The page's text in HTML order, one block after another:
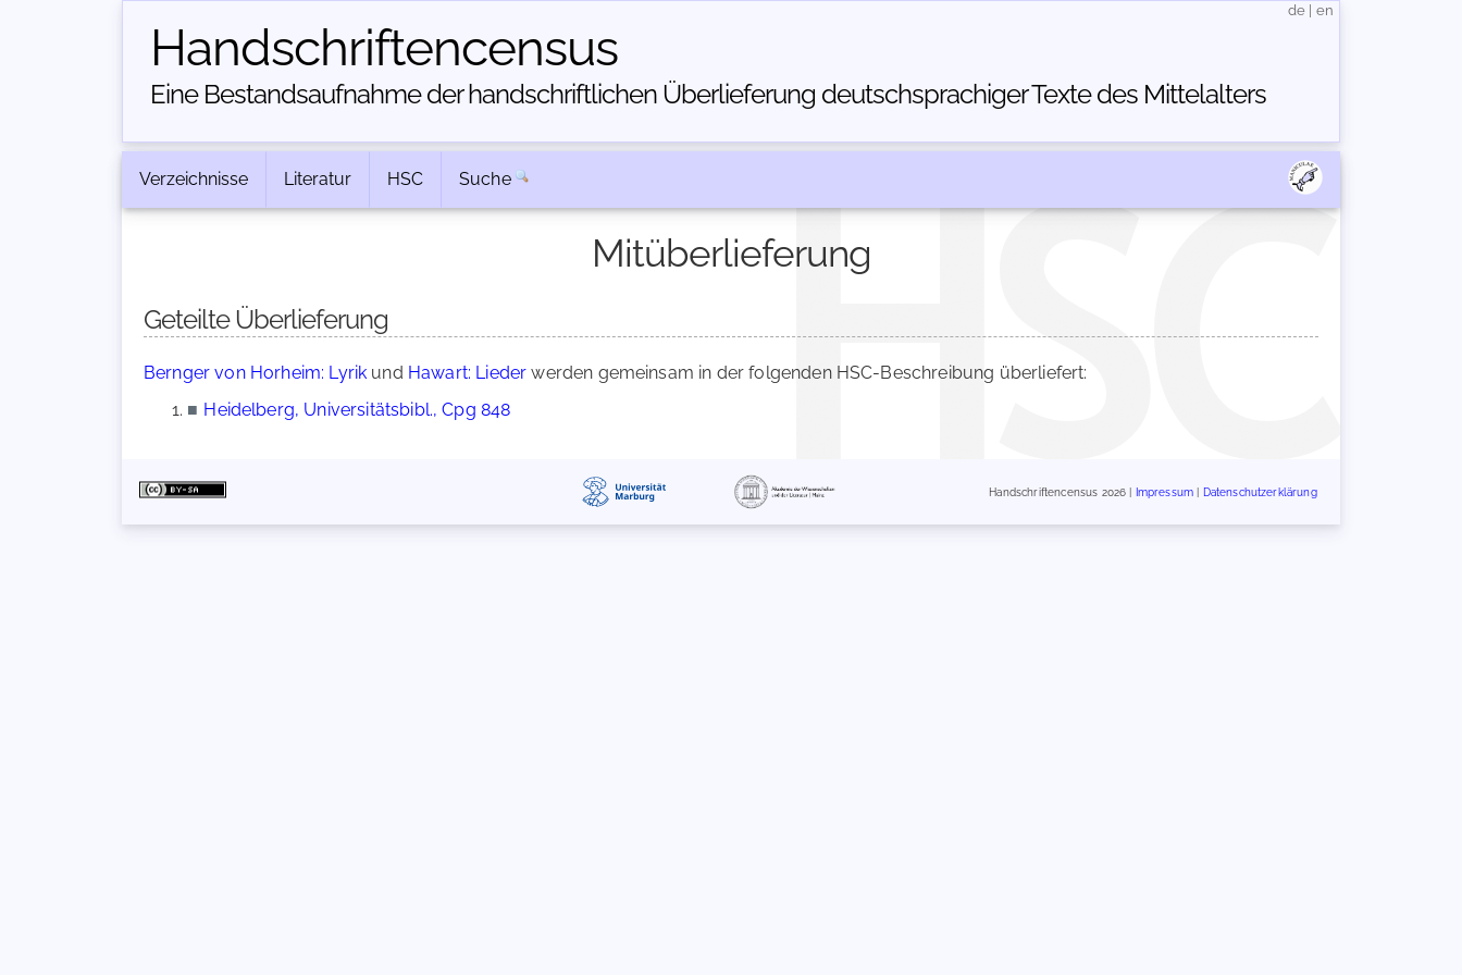
Handschriften­census
Eine Bestandsaufnahme der handschriftlichen Über­lieferung deutschsprachiger Texte des Mittelalters
de en
Verzeichnisse Literatur HSC Suche
Mitüberlieferung
Geteilte Überlieferung
Bernger von Horheim: Lyrik und Hawart: Lieder werden gemeinsam in der folgenden HSC-Beschreibung überliefert:
■ Heidelberg, Universitätsbibl., Cpg 848
Handschriftencensus 2026 | Impressum Datenschutzerklärung